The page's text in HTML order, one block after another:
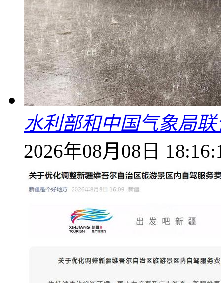
水利部和中国气象局
2026年08月08日